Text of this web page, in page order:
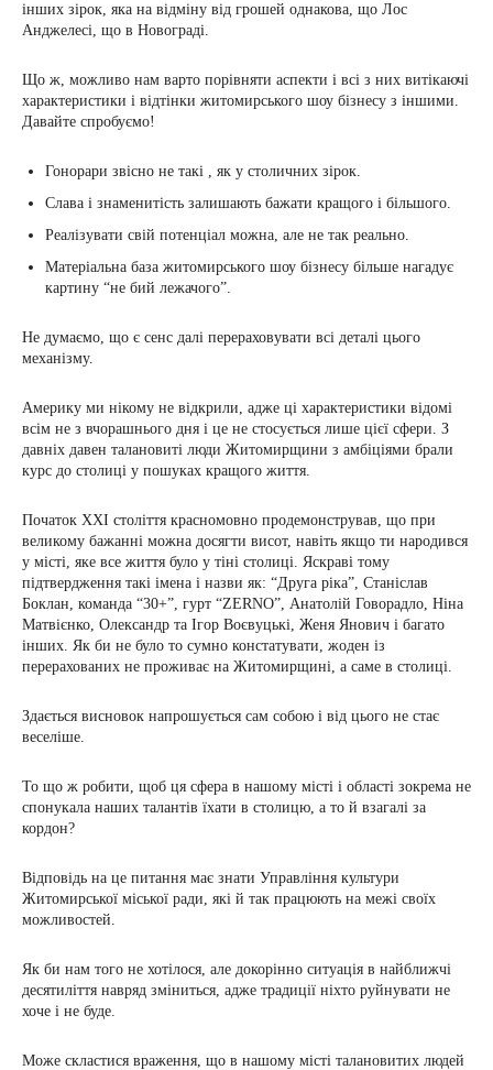
інших зірок, яка на відміну від грошей однакова, що Лос
Анджелесі, що в Новограді.
Що ж, можливо нам варто порівняти аспекти і всі з них витікаючі
характеристики і відтінки житомирського шоу бізнесу з іншими.
Давайте спробуємо!
Гонорари звісно не такі , як у столичних зірок.
Слава і знаменитість залишають бажати кращого і більшого.
Реалізувати свій потенціал можна, але не так реально.
Матеріальна база житомирського шоу бізнесу більше нагадує
картину “не бий лежачого”.
Не думаємо, що є сенс далі перераховувати всі деталі цього
механізму.
Америку ми нікому не відкрили, адже ці характеристики відомі
всім не з вчорашнього дня і це не стосується лише цієї сфери. З
давніх давен талановиті люди Житомирщини з амбіціями брали
курс до столиці у пошуках кращого життя.
Початок ХХІ століття красномовно продемонстрував, що при
великому бажанні можна досягти висот, навіть якщо ти народився
у місті, яке все життя було у тіні столиці. Яскраві тому
підтвердження такі імена і назви як: “Друга ріка”, Станіслав
Боклан, команда “30+”, гурт “ZERNO”, Анатолій Говорадло, Ніна
Матвієнко, Олександр та Ігор Воєвуцькі, Женя Янович і багато
інших. Як би не було то сумно констатувати, жоден із
перерахованих не проживає на Житомирщині, а саме в столиці.
Здається висновок напрошується сам собою і від цього не стає
веселіше.
То що ж робити, щоб ця сфера в нашому місті і області зокрема не
спонукала наших талантів їхати в столицю, а то й взагалі за
кордон?
Відповідь на це питання має знати Управління культури
Житомирської міської ради, які й так працюють на межі своїх
можливостей.
Як би нам того не хотілося, але докорінно ситуація в найближчі
десятиліття навряд зміниться, адже традиції ніхто руйнувати не
хоче і не буде.
Може скластися враження, що в нашому місті талановитих людей